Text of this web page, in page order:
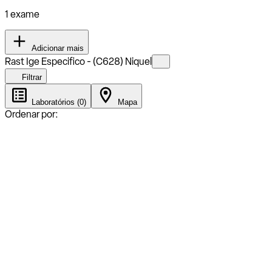
1 exame
Adicionar mais
Rast Ige Especifico - (C628) Niquel
Filtrar
Laboratórios (0) Mapa
Ordenar por: